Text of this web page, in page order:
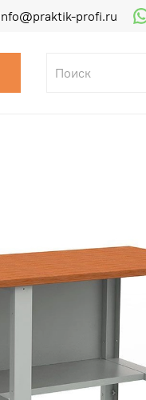
profi.ru